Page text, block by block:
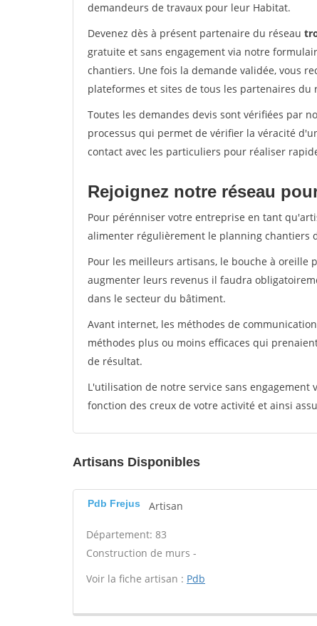
demandeurs de travaux pour leur Habitat.
Devenez dès à présent partenaire du réseau
gratuite et sans engagement via notre
chantiers. Une fois la demande validée, vous
plateformes et sites de tous les partenaires du
Toutes les demandes devis sont vérifiées par
processus qui permet de vérifier la véracité
contact avec les particuliers pour réaliser
Rejoignez notre réseau
Pour pérénniser votre entreprise en tant
alimenter régulièrement le planning chantiers
Pour les meilleurs artisans, le bouche à
augmenter leurs revenus il faudra
dans le secteur du bâtiment.
Avant internet, les méthodes de
méthodes plus ou moins efficaces qui
de résultat.
L'utilisation de notre service sans
fonction des creux de votre activité et ainsi
Artisans Disponibles
Pdb Frejus Artisan
Département: 83
Construction de murs -
Voir la fiche artisan : Pdb